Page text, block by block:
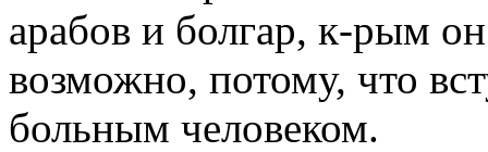
арабов и болгар, к-рым
возможно, потому, что
больным человеком.